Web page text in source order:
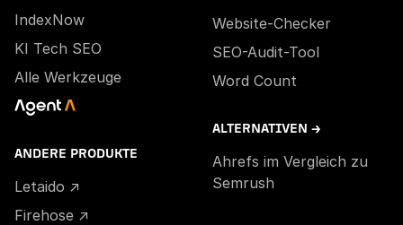
IndexNow
KI Tech SEO
Alle Werkzeuge
ANDERE PRODUKTE
Letaido ↗
Firehose ↗
Website-Checker
SEO-Audit-Tool
Word Count
ALTERNATIVEN →
Ahrefs im Vergleich zu
Semrush